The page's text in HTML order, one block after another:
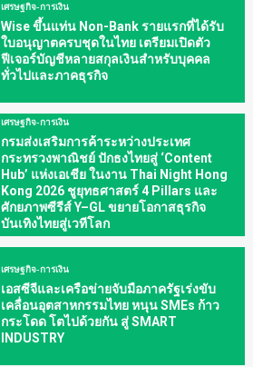
เศรษฐกิจ-การเงิน
Wise ขึ้นแท่น Non-Bank รายแรกที่ได้รับ
ใบอนุญาตครบชุดในไทย เตรียมเปิดตัว
ฟีเจอร์บัญชีหลายสกุลเงินสำหรับบุคคล
ทั่วไปและภาคธุรกิจ
เศรษฐกิจ-การเงิน
กรมส่งเสริมการค้าระหว่างประเทศ
กระทรวงพาณิชย์ ปักธงไทยสู่ ‘Content
Hub’ แห่งเอเชีย ในงาน Thai Night Hong
Kong 2026 ชูยุทธศาสตร์ 4 Pillars และ
ศักยภาพซีรีส์ Y–GL ขยายโอกาสธุรกิจ
บันเทิงไทยสู่เวทีโลก
เศรษฐกิจ-การเงิน
เอสซีจีและเครือข่ายจับมือภาครัฐเร่งขับ
เคลื่อนอุตสาหกรรมไทย หนุน SMEs ก้าว
กระโดด โตไปด้วยกัน สู่ SMART
INDUSTRY